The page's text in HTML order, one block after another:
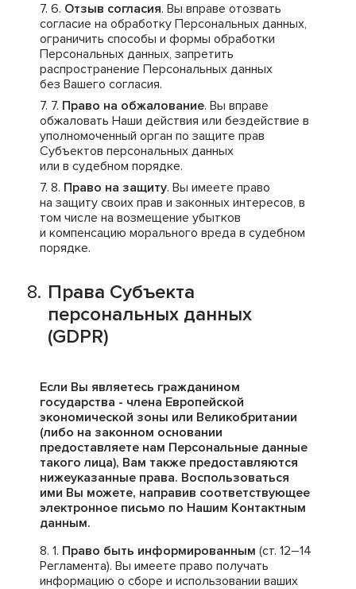
Отзыв согласия. Вы вправе отозвать
согласие на обработку Персональных данных,
ограничить способы и формы обработки
Персональных данных, запретить
распространение Персональных данных
без Вашего согласия.
Право на обжалование. Вы вправе
обжаловать Наши действия или бездействие в
уполномоченный орган по защите прав
Субъектов персональных данных
или в судебном порядке.
Право на защиту. Вы имеете право
на защиту своих прав и законных интересов, в
том числе на возмещение убытков
и компенсацию морального вреда в судебном
порядке.
Права Субъекта
персональных данных
(GDPR)
Если Вы являетесь гражданином
государства - члена Европейской
экономической зоны или Великобритании
(либо на законном основании
предоставляете нам Персональные данные
такого лица), Вам также предоставляются
нижеуказанные права. Воспользоваться
ими Вы можете, направив соответствующее
электронное письмо по Нашим Контактным
данным.
Право быть информированным (ст. 12–14
Регламента). Вы имеете право получать
информацию о сборе и использовании ваших